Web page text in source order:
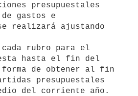
presupuestales
gastos e
realizará ajustando
cada rubro para el
hasta el fin del
de obtener al fin
presupuestales
del corriente año.